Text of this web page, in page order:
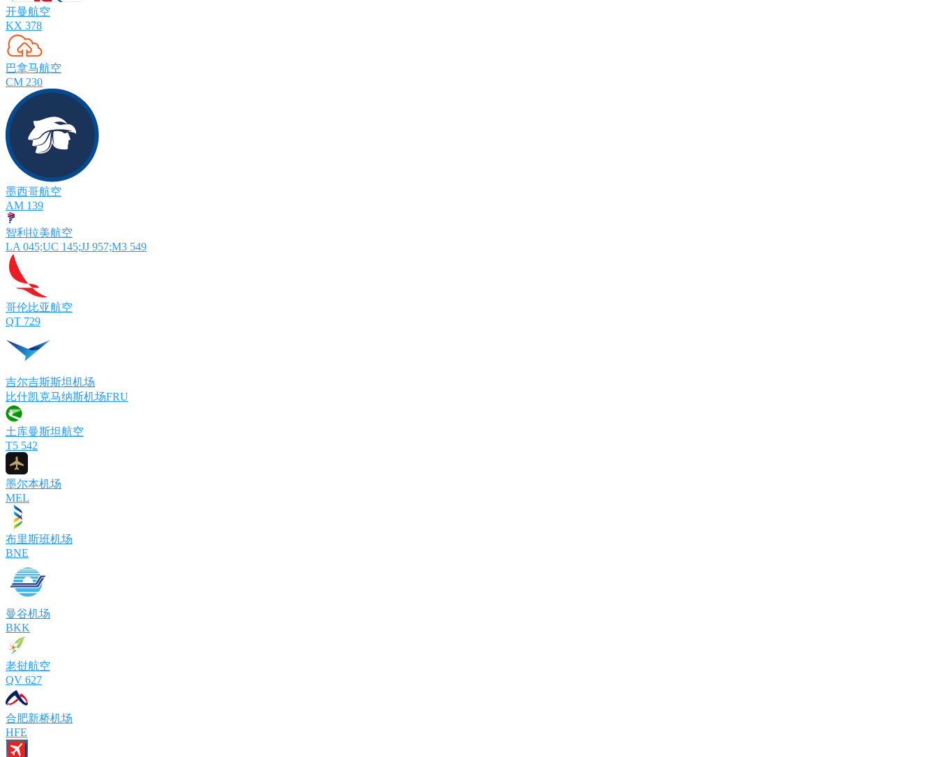
开曼航空
KX 378
巴拿马航空
CM 230
墨西哥航空
AM 139
智利拉美航空
LA 045;UC 145;JJ 957;M3 549
哥伦比亚航空
QT 729
吉尔吉斯斯坦机场
比什凯克马纳斯机场FRU
土库曼斯坦航空
T5 542
墨尔本机场
MEL
布里斯班机场
BNE
曼谷机场
BKK
老挝航空
QV 627
合肥新桥机场
HFE